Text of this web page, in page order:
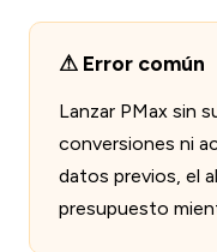
Error común
Lanzar PMax sin
conversiones ni
datos previos, el
presupuesto